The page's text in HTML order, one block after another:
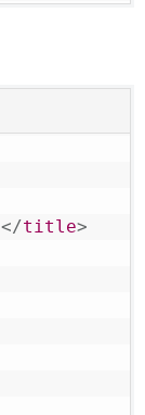
</title>